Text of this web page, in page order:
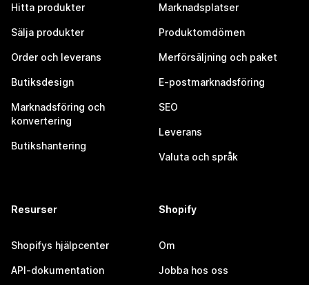
Hitta produkter
Sälja produkter
Order och leverans
Butiksdesign
Marknadsföring och
konvertering
Butikshantering
Marknadsplatser
Produktomdömen
Merförsäljning och paket
E-postmarknadsföring
SEO
Leverans
Valuta och språk
Resurser
Shopifys hjälpcenter
API-dokumentation
Shopify
Om
Jobba hos oss